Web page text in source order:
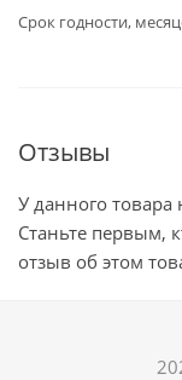
Срок годности,
Отзывы
У данного товара
Станьте первым,
отзыв об этом